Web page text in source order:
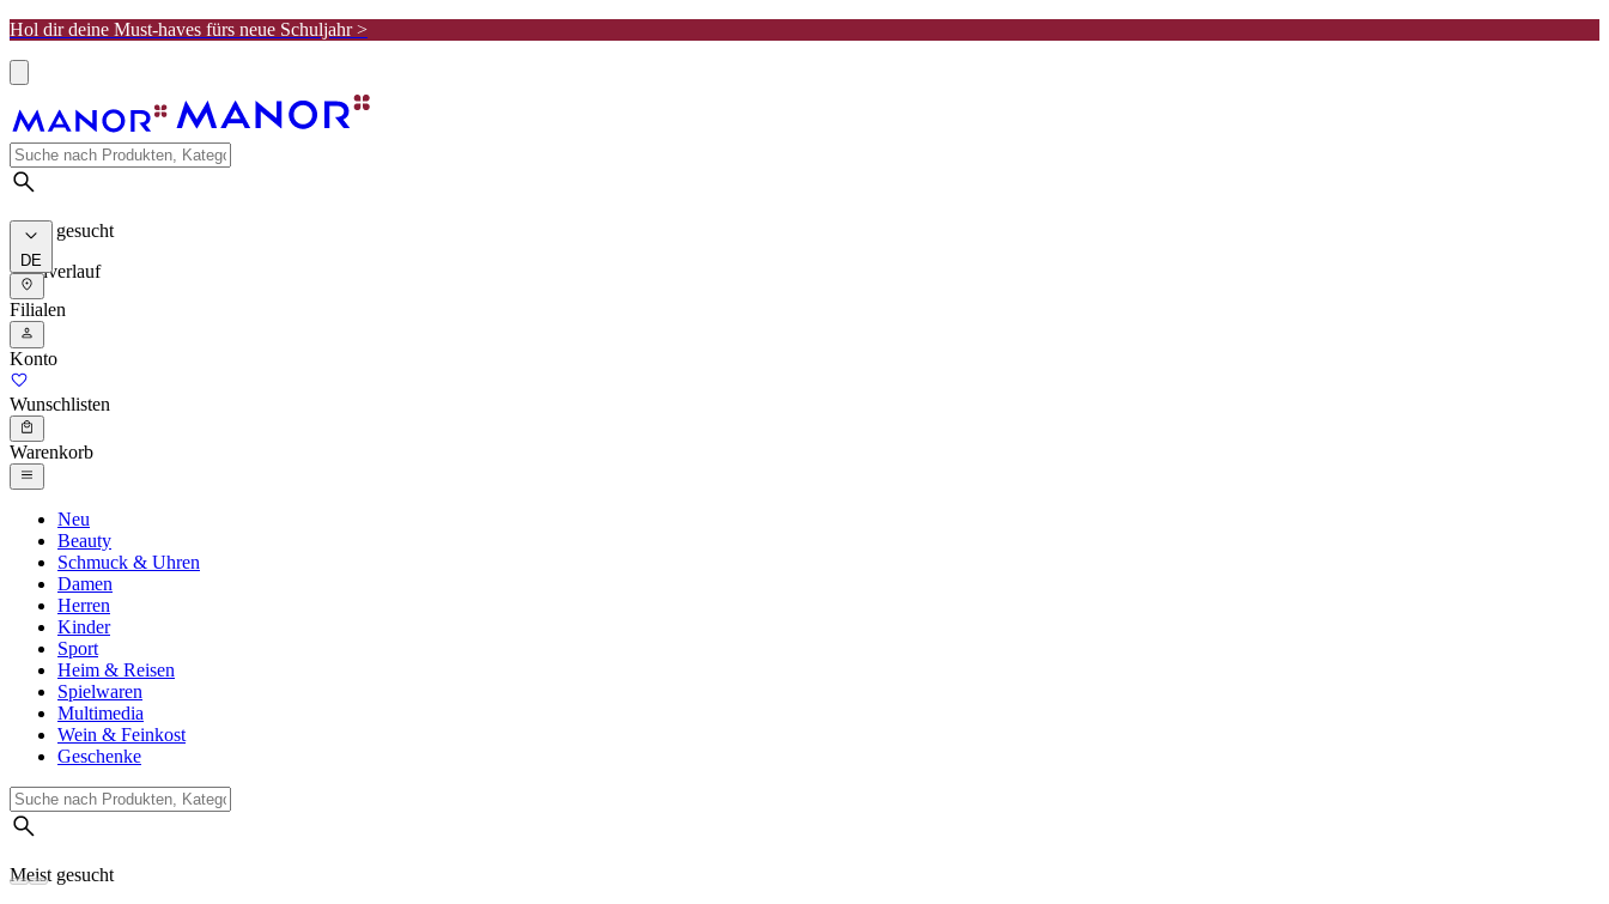
Hol dir deine Must-haves fürs neue Schuljahr >
Meist gesucht
Suchverlauf
DE
Filialen
Konto
Wunschlisten
Warenkorb
Neu
Beauty
Schmuck & Uhren
Damen
Herren
Kinder
Sport
Heim & Reisen
Spielwaren
Multimedia
Wein & Feinkost
Geschenke
Meist gesucht